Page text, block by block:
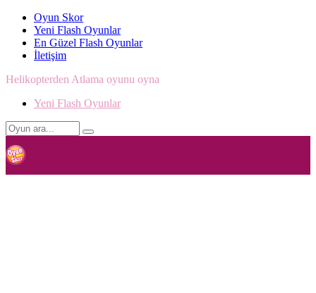
Oyun Skor
Yeni Flash Oyunlar
En Güzel Flash Oyunlar
İletişim
Helikopterden Atlama oyunu oyna
Yeni Flash Oyunlar